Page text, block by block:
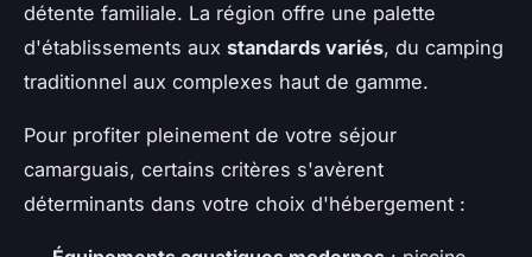
détente familiale. La région offre une palette
d'établissements aux standards variés, du camping
traditionnel aux complexes haut de gamme.
Pour profiter pleinement de votre séjour
camarguais, certains critères s'avèrent
déterminants dans votre choix d'hébergement :